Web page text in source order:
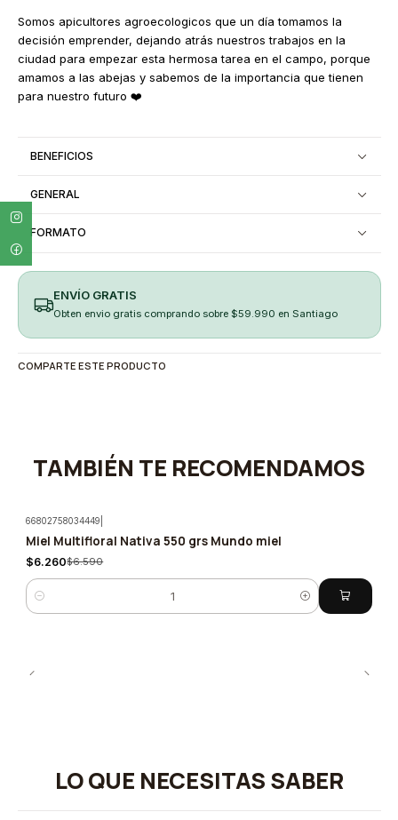
Somos apicultores agroecologicos que un día tomamos la
decisión emprender, dejando atrás nuestros trabajos en la
ciudad para empezar esta hermosa tarea en el campo, porque
amamos a las abejas y sabemos de la importancia que tienen
para nuestro futuro ❤️
BENEFICIOS
GENERAL
FORMATO
ENVÍO GRATIS
Obten envio gratis comprando sobre $59.990 en Santiago
COMPARTE ESTE PRODUCTO
TAMBIÉN TE RECOMENDAMOS
-5%
66802758034449
Miel Multifloral Nativa 550 grs Mundo miel
$6.260$6.590
Cantidad
LO QUE NECESITAS SABER